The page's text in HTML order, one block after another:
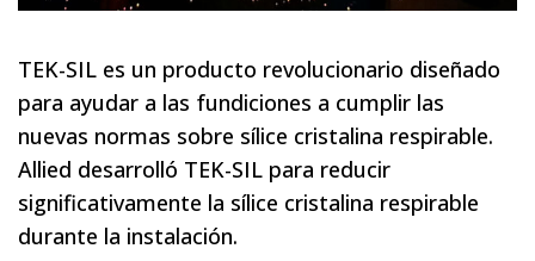
TEK-SIL es un producto revolucionario diseñado
para ayudar a las fundiciones a cumplir las
nuevas normas sobre sílice cristalina respirable.
Allied desarrolló TEK-SIL para reducir
significativamente la sílice cristalina respirable
durante la instalación.